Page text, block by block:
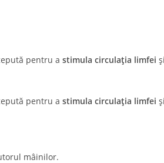
pentru a stimula circulația limfei
pentru a stimula circulația limfei
mâinilor.